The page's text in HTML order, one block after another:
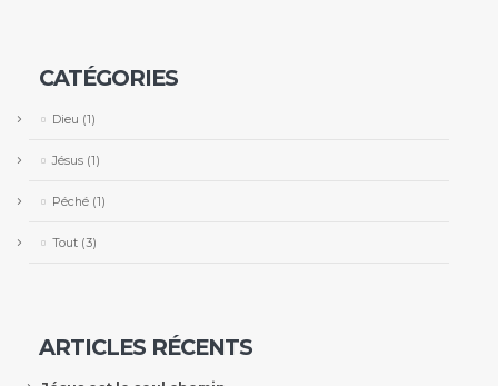
CATÉGORIES
Dieu (1)
Jésus(1)
Péché(1)
Tout(3)
ARTICLES RÉCENTS